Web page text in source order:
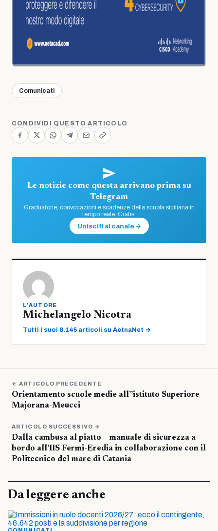
Comunicati
CONDIVIDI QUESTO ARTICOLO
Le notizie come questa arrivano prima su
Telegram
Graduatorie, convocazioni e scadenze della scuola siciliana in
tempo reale. Gratis.
Unisciti al canale →
L'AUTORE
Michelangelo Nicotra
Tutti i suoi 8.145 articoli su AetnaNet →
← ARTICOLO PRECEDENTE
Orientamento scuole medie all”istituto Superiore
Majorana-Meucci
ARTICOLO SUCCESSIVO →
Dalla cambusa al piatto – manuale di sicurezza a
bordo all’IIS Fermi-Eredia in collaborazione con il
Politecnico del mare di Catania
Da leggere anche